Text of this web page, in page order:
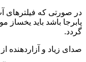
در صورتی که فیلترهای
پابرجا باشد باید
گردد.
صدای زیاد و آزاردهنده